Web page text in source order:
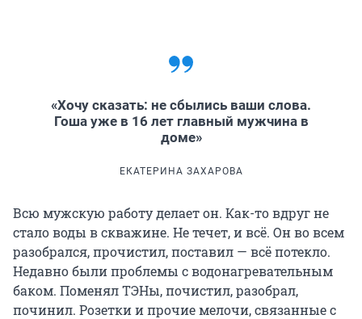
«Хочу сказать: не сбылись ваши слова.
Гоша уже в 16 лет главный мужчина в
доме»
ЕКАТЕРИНА ЗАХАРОВА
Всю мужскую работу делает он. Как-то вдруг не
стало воды в скважине. Не течет, и всё. Он во всем
разобрался, прочистил, поставил — всё потекло.
Недавно были проблемы с водонагревательным
баком. Поменял ТЭНы, почистил, разобрал,
починил. Розетки и прочие мелочи, связанные с